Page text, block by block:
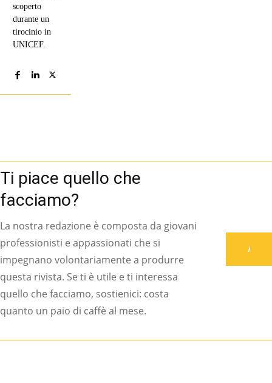
scoperto
durante un
tirocinio in
UNICEF.
Ti piace quello che
facciamo?
La nostra redazione è composta da giovani
professionisti e appassionati che si
impegnano volontariamente a produrre
questa rivista. Se ti è utile e ti interessa
quello che facciamo, sostienici: costa
quanto un paio di caffè al mese.